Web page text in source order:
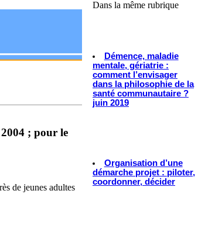
; pour le
de jeunes adultes
Dans la même rubrique
Démence, maladie
mentale, gériatrie :
comment l’envisager
dans la philosophie de la
santé communautaire ?
juin 2019
Organisation d’une
démarche projet : piloter,
coordonner, décider